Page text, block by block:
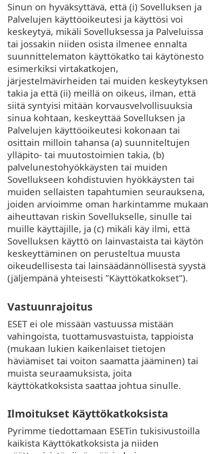
Sinun on hyväksyttävä, että (i) Sovelluksen ja
Palvelujen käyttöoikeutesi ja käyttösi voi
keskeytyä, mikäli Sovelluksessa ja Palveluissa
tai jossakin niiden osista ilmenee ennalta
suunnittelematon käyttökatko tai käytönesto
esimerkiksi virtakatkojen,
järjestelmävirheiden tai muiden keskeytyksen
takia ja että (ii) meillä on oikeus, ilman, että
siitä syntyisi mitään korvausvelvollisuuksia
sinua kohtaan, keskeyttää Sovelluksen ja
Palvelujen käyttöoikeutesi kokonaan tai
osittain milloin tahansa (a) suunniteltujen
ylläpito- tai muutostoimien takia, (b)
palvelunestohyökkäysten tai muiden
Sovellukseen kohdistuvien hyökkäysten tai
muiden sellaisten tapahtumien seurauksena,
joiden arvioimme oman harkintamme mukaan
aiheuttavan riskin Sovellukselle, sinulle tai
muille käyttäjille, ja (c) mikäli käy ilmi, että
Sovelluksen käyttö on lainvastaista tai käytön
keskeyttäminen on perusteltua muusta
oikeudellisesta tai lainsäädännöllisestä syystä
(jäljempänä yhteisesti ”Käyttökatkokset”).
Vastuunrajoitus
ESET ei ole missään vastuussa mistään
vahingoista, tuottamusvastuista, tappioista
(mukaan lukien kaikenlaiset tietojen
häviämiset tai voiton saamatta jääminen) tai
muista seuraamuksista, joita
käyttökatkoksista saattaa johtua sinulle.
Ilmoitukset Käyttökatkoksista
Pyrimme tiedottamaan ESETin tukisivustoilla
kaikista Käyttökatkoksista ja niiden